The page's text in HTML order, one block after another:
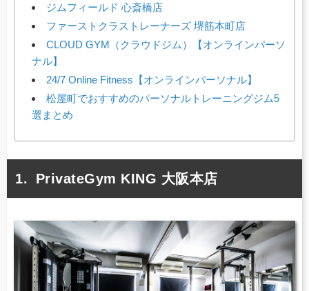
ジムフィールド 心斎橋店
ファーストクラストレーナーズ 堺筋本町店
CLOUD GYM（クラウドジム）【オンラインパーソ
ナル】
24/7 Online Fitness【オンラインパーソナル】
松屋町でおすすめのパーソナルトレーニングジム5
選まとめ
PrivateGym KING 大阪本店